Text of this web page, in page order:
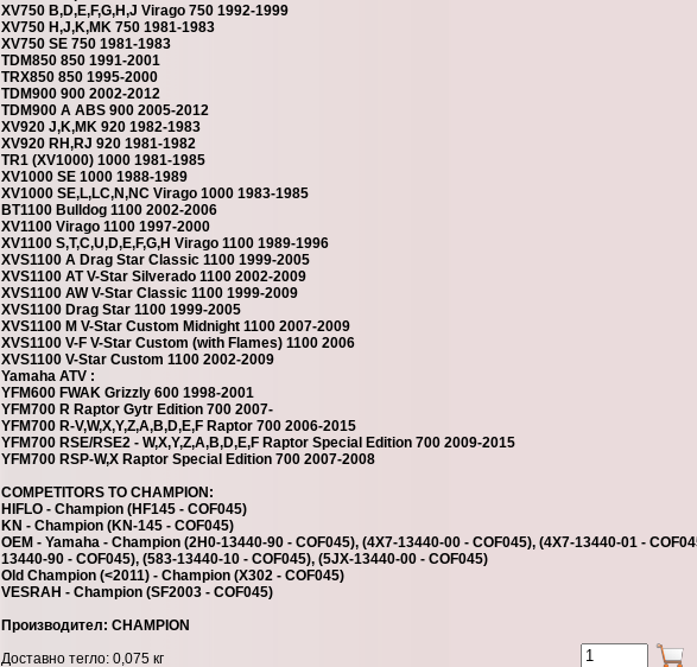
XV750 B,D,E,F,G,H,J Virago 750 1992-1999
XV750 H,J,K,MK 750 1981-1983
XV750 SE 750 1981-1983
TDM850 850 1991-2001
TRX850 850 1995-2000
TDM900 900 2002-2012
TDM900 A ABS 900 2005-2012
XV920 J,K,MK 920 1982-1983
XV920 RH,RJ 920 1981-1982
TR1 (XV1000) 1000 1981-1985
XV1000 SE 1000 1988-1989
XV1000 SE,L,LC,N,NC Virago 1000 1983-1985
BT1100 Bulldog 1100 2002-2006
XV1100 Virago 1100 1997-2000
XV1100 S,T,C,U,D,E,F,G,H Virago 1100 1989-1996
XVS1100 A Drag Star Classic 1100 1999-2005
XVS1100 AT V-Star Silverado 1100 2002-2009
XVS1100 AW V-Star Classic 1100 1999-2009
XVS1100 Drag Star 1100 1999-2005
XVS1100 M V-Star Custom Midnight 1100 2007-2009
XVS1100 V-F V-Star Custom (with Flames) 1100 2006
XVS1100 V-Star Custom 1100 2002-2009
Yamaha ATV :
YFM600 FWAK Grizzly 600 1998-2001
YFM700 R Raptor Gytr Edition 700 2007-
YFM700 R-V,W,X,Y,Z,A,B,D,E,F Raptor 700 2006-2015
YFM700 RSE/RSE2 - W,X,Y,Z,A,B,D,E,F Raptor Special Edition 700 2009-2015
YFM700 RSP-W,X Raptor Special Edition 700 2007-2008
COMPETITORS TO CHAMPION:
HIFLO - Champion (HF145 - COF045)
KN - Champion (KN-145 - COF045)
OEM - Yamaha - Champion (2H0-13440-90 - COF045), (4X7-13440-00 - COF045), (4X7-13440-01 -
13440-90 - COF045), (583-13440-10 - COF045), (5JX-13440-00 - COF045)
Old Champion (<2011) - Champion (X302 - COF045)
VESRAH - Champion (SF2003 - COF045)
Производител: CHAMPION
Доставно тегло: 0,075 кг